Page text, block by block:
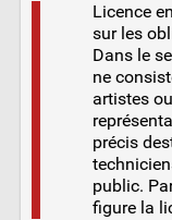
Licence
sur les
Dans le
ne
artistes
précis
public.
figure la